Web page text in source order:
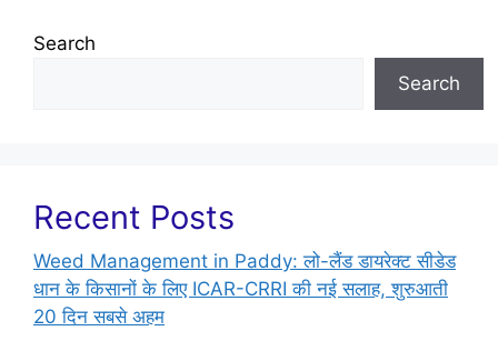
Search
Search
Recent Posts
Weed Management in Paddy: लो-लैंड डायरेक्ट सीडेड
धान के किसानों के लिए ICAR-CRRI की नई सलाह, शुरुआती
20 दिन सबसे अहम